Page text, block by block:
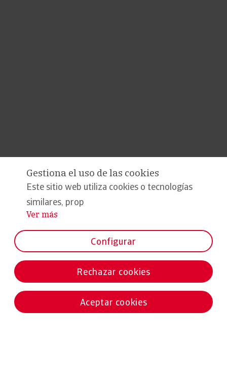
Gestiona el uso de las cookies
Este sitio web utiliza cookies o tecnologías
similares, prop
...
Ver más
Configurar
Rechazar cookies
Aceptar cookies